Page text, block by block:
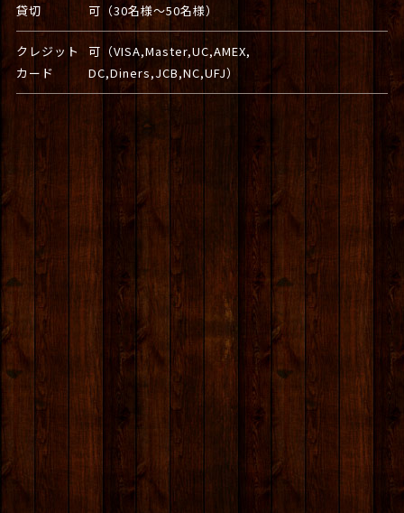
貸切 可（30名様～50名様）
クレジット
カード
可（VISA,Master,UC,AMEX,
DC,Diners,JCB,NC,UFJ）